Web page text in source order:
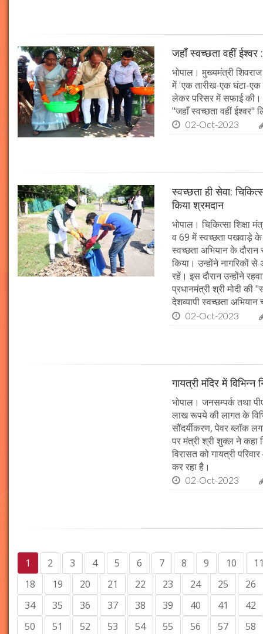
जहाँ स्वच्छता वहीं ईश्वर
भोपाल। मुख्यमंत्री
में 'एक तारीख-एक घंटा-एक
लेकर परिसर में सफाई की।
"जहाँ स्वच्छता वहीं ईश्वर"
02-Oct-2023
स्वच्छता ही सेवा:
किया श्रमदान
भोपाल। चिकित्सा शिक्षा
व 69 में स्वच्छता पखवाड़े के
स्वच्छता अभियान के
किया। उन्होंने नागरिकों
रहें। इस दौरान उन्होंने
प्रधानमंत्री श्री मोदी
देशव्यापी स्वच्छता अभियान
02-Oct-2023
गायत्री मंदिर में विभिन्न
भोपाल। जनसम्पर्क तथा
लाख रूपये की लागत के
सौंदर्यीकरण, पेवर ब्लॉक
पर मंत्री श्री शुक्ल ने कहा
विरासत को गायत्री
कर रहा है।
02-Oct-2023
1 2 3 4 5 6 7 8 9 10
18
19 20 21 22 23 24 25
26
34
35 36 37 38 39 40 41
42
50
51 52 53 54 55 56 57
58